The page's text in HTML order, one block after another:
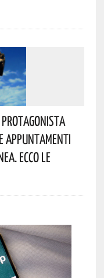
Protagonista
Appuntamenti
Ecco Le